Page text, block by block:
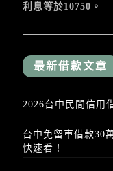
利息等於10750。
最新借款文章
2026台中民間信用
台中免留車借款30
快速看！